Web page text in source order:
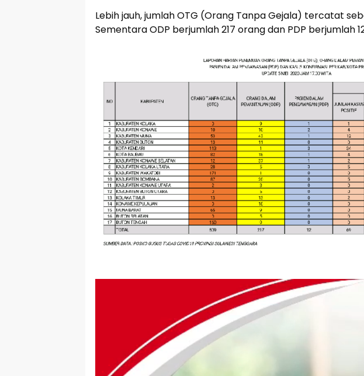
Lebih jauh, jumlah OTG (Orang Tanpa Gejala) tercatat
Sementara ODP berjumlah 217 orang dan PDP berjumlah